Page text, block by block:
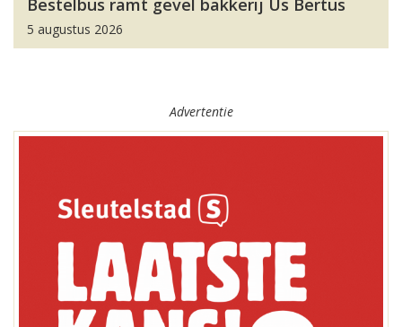
Bestelbus ramt gevel bakkerij Us Bertus
5 augustus 2026
Advertentie